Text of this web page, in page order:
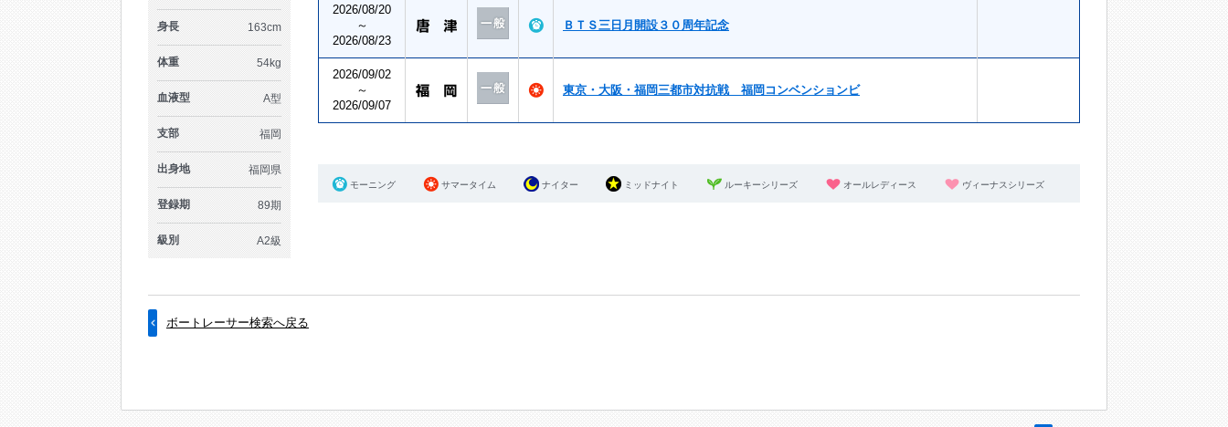
身長 163cm
体重 54kg
血液型 A型
支部 福岡
出身地 福岡県
登録期 89期
級別 A2級
2026/08/20
～
2026/08/23
ＢＴＳ三日月開設３０周年記念
2026/09/02
～
2026/09/07
東京・大阪・福岡三都市対抗戦 福岡コンベンションビ
モーニング サマータイム ナイター ミッドナイト ルーキーシリーズ オールレディース ヴィーナスシリーズ
ボートレーサー検索へ戻る